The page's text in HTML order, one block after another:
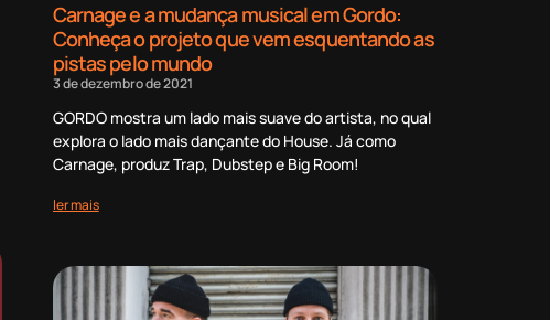
Carnage e a mudança musical em Gordo:
Conheça o projeto que vem esquentando as
pistas pelo mundo
3 de dezembro de 2021
GORDO mostra um lado mais suave do artista, no qual
explora o lado mais dançante do House. Já como
Carnage, produz Trap, Dubstep e Big Room!
ler mais